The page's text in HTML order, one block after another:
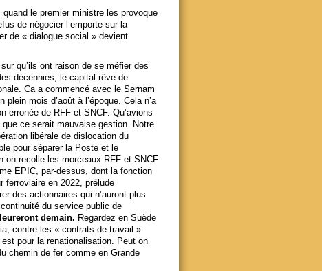
le premier ministre les provoque
de négocier l’emporte sur la
de « dialogue social » devient
qu’ils ont raison de se méfier des
décennies, le capital rêve de
Ca a commencé avec le Sernam
mois d’août à l’époque. Cela n’a
erronée de RFF et SNCF. Qu’avions
ce serait mauvaise gestion. Notre
libérale de dislocation du
pour séparer la Poste et le
recolle les morceaux RFF et SNCF
EPIC, par-dessus, dont la fonction
ferroviaire en 2022, prélude
des actionnaires qui n’auront plus
du service public de
demain. Regardez en Suède
contre les « contrats de travail »
pour la renationalisation. Peut on
chemin de fer comme en Grande